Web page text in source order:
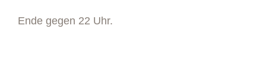
Ende gegen 22 Uhr.